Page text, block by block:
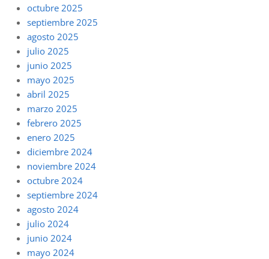
octubre 2025
septiembre 2025
agosto 2025
julio 2025
junio 2025
mayo 2025
abril 2025
marzo 2025
febrero 2025
enero 2025
diciembre 2024
noviembre 2024
octubre 2024
septiembre 2024
agosto 2024
julio 2024
junio 2024
mayo 2024